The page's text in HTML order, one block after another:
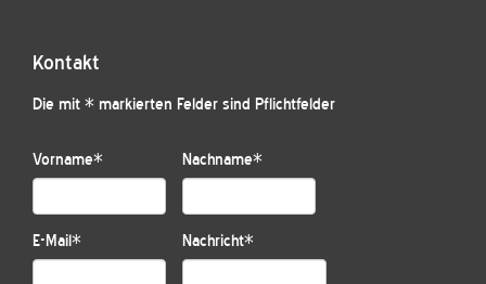
Kontakt
Die mit * markierten Felder sind Pflichtfelder
Vorname* Nachname*
E-Mail* Nachricht*